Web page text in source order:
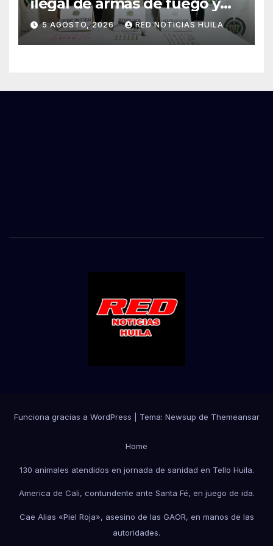
tráfico de estupefacientes
5 AGOSTO, 2026 RED NOTICIAS HUILA
Funciona gracias a WordPress Tema: Newsup de Themeansar
Home
130 animales atendidos en jornada de sanidad en Tello Huila.
America de Cali, contundente ante Santa Fé, en juego de ida.
Cae Alias «Piel Roja», asesino de las GAOR, en manos de las
autoridades.